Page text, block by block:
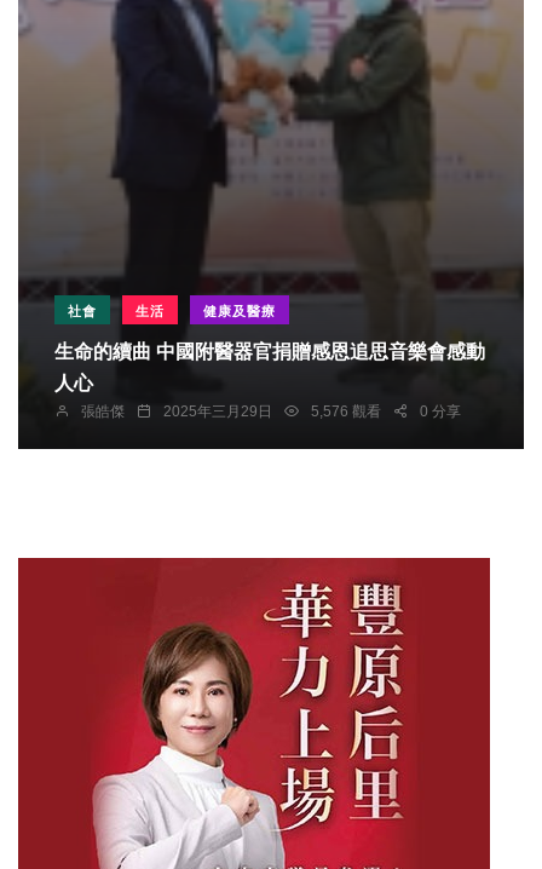
社會 生活 健康及醫療
生命的續曲 中國附醫器官捐贈感恩追思音樂會感動
人心
張皓傑 2025年三月29日 5,576 觀看 0 分享